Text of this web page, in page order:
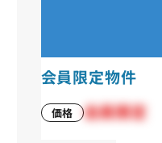
会員限定物件
価格 会員限定